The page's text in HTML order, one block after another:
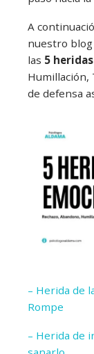
A
nuestro blog
las 5
Humillación,
de defensa
– Herida de
Rompe
– Herida de